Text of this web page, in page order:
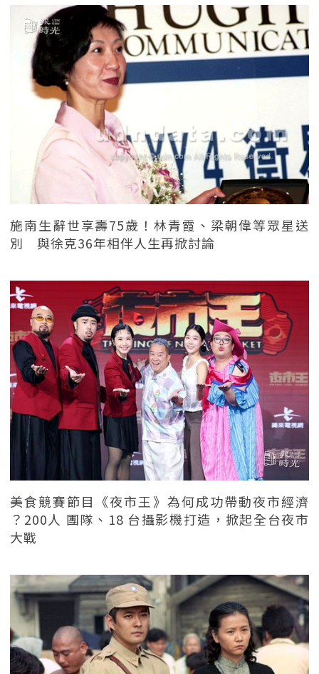
施南生辭世享壽75歲！林青霞、梁朝偉等眾星送
別 與徐克36年相伴人生再掀討論
美食競賽節目《夜市王》為何成功帶動夜市經濟
？200人 團隊、18 台攝影機打造，掀起全台夜市
大戰